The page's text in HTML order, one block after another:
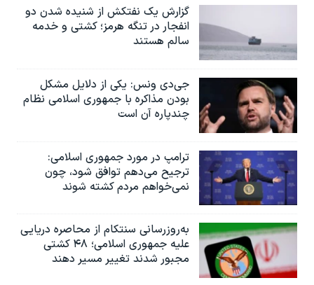
گزارش یک نفتکش از شنیده شدن دو
انفجار در تنگه هرمز؛ کشتی و خدمه
سالم هستند
جی‌دی ونس: یکی از دلایل مشکل
بودن مذاکره با جمهوری اسلامی نظام
چندپاره آن است
ترامپ در مورد جمهوری اسلامی:
ترجیح می‌دهم توافق شود، چون
نمی‌خواهم مردم کشته شوند
به‌روزرسانی سنتکام از محاصره دریایی
علیه جمهوری اسلامی؛ ۴۸ کشتی
مجبور شدند تغییر مسیر دهند